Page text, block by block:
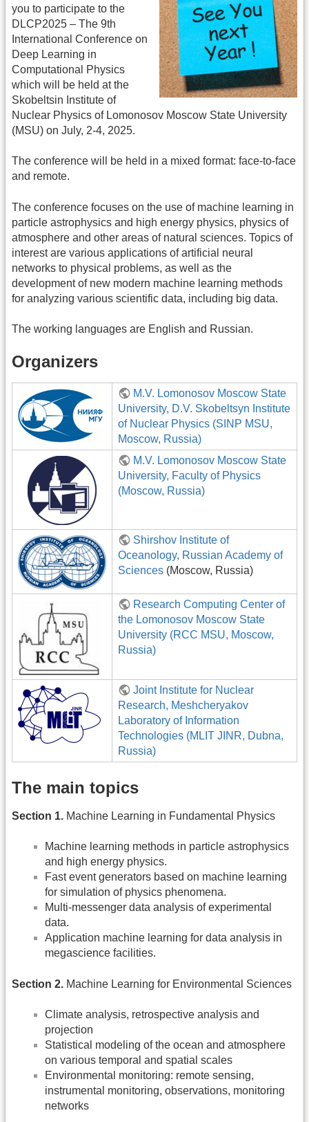
you to participate to the
DLCP2025 – The 9th
International Conference on
Deep Learning in
Computational Physics
which will be held at the
Skobeltsin Institute of
Nuclear Physics of Lomonosov Moscow State University
(MSU) on July, 2-4, 2025.
The conference will be held in a mixed format: face-to-face
and remote.
The conference focuses on the use of machine learning in
particle astrophysics and high energy physics, physics of
atmosphere and other areas of natural sciences. Topics of
interest are various applications of artificial neural
networks to physical problems, as well as the
development of new modern machine learning methods
for analyzing various scientific data, including big data.
The working languages are English and Russian.
Organizers
M.V. Lomonosov Moscow State
University, D.V. Skobeltsyn Institute
of Nuclear Physics (SINP MSU,
Moscow, Russia)
M.V. Lomonosov Moscow State
University, Faculty of Physics
(Moscow, Russia)
Shirshov Institute of
Oceanology, Russian Academy of
Sciences (Moscow, Russia)
Research Computing Center of
the Lomonosov Moscow State
University (RCC MSU, Moscow,
Russia)
Joint Institute for Nuclear
Research, Meshcheryakov
Laboratory of Information
Technologies (MLIT JINR, Dubna,
Russia)
The main topics
Section 1. Machine Learning in Fundamental Physics
Machine learning methods in particle astrophysics
and high energy physics.
Fast event generators based on machine learning
for simulation of physics phenomena.
Multi-messenger data analysis of experimental
data.
Application machine learning for data analysis in
megascience facilities.
Section 2. Machine Learning for Environmental Sciences
Climate analysis, retrospective analysis and
projection
Statistical modeling of the ocean and atmosphere
on various temporal and spatial scales
Environmental monitoring: remote sensing,
instrumental monitoring, observations, monitoring
networks